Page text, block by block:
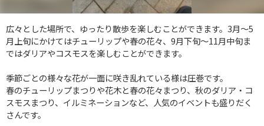
広々とした場所で、ゆったり散歩を楽しむことができます。3月～5
月上旬にかけてはチューリップや春の花々、9月下旬～11月中旬ま
ではダリアやコスモスを楽しむことができます。
季節ごとの様々な花が一面に咲き乱れている様は圧巻です。
春のチューリップまつりや花木と春の花々まつり、秋のダリア・コ
スモスまつり、イルミネーションなど、人気のイベントも盛りだく
さんです。